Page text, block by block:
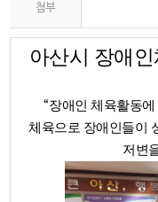
첨부
아산시 장애
“장애인 체육활동
체육으로 장애인들이
저변